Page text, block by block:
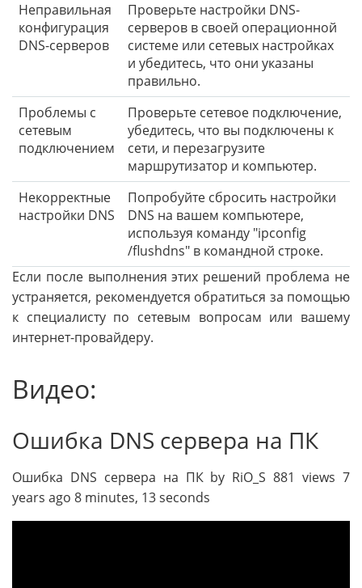
Неправильная
конфигурация
DNS-серверов
Проверьте настройки DNS-
серверов в своей операционной
системе или сетевых настройках
и убедитесь, что они указаны
правильно.
Проблемы с
сетевым
подключением
Проверьте сетевое подключение,
убедитесь, что вы подключены к
сети, и перезагрузите
маршрутизатор и компьютер.
Некорректные
настройки DNS
Попробуйте сбросить настройки
DNS на вашем компьютере,
используя команду "ipconfig
/flushdns" в командной строке.
Если после выполнения этих решений проблема не
устраняется, рекомендуется обратиться за помощью
к специалисту по сетевым вопросам или вашему
интернет-провайдеру.
Видео:
Ошибка DNS сервера на ПК
Ошибка DNS сервера на ПК by RiO_S 881 views 7
years ago 8 minutes, 13 seconds